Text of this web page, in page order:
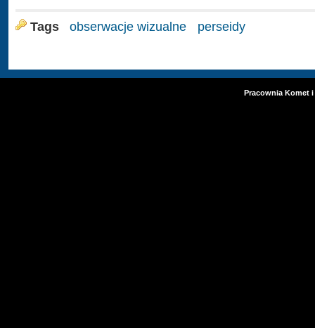
Tags obserwacje wizualne perseidy
Pracownia Komet